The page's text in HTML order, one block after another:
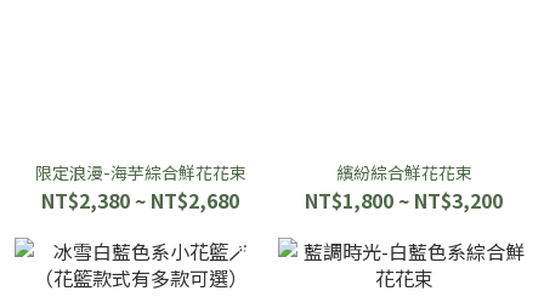
限定浪漫-海芋綜合鮮花花束
NT$2,380 ~ NT$2,680
繽紛綜合鮮花花束
NT$1,800 ~ NT$3,200